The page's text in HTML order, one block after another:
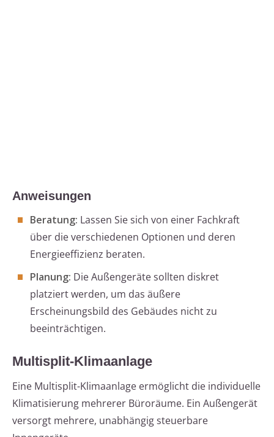
Anweisungen
Beratung: Lassen Sie sich von einer Fachkraft
über die verschiedenen Optionen und deren
Energieeffizienz beraten.
Planung: Die Außengeräte sollten diskret
platziert werden, um das äußere
Erscheinungsbild des Gebäudes nicht zu
beeinträchtigen.
Multisplit-Klimaanlage
Eine Multisplit-Klimaanlage ermöglicht die individuelle
Klimatisierung mehrerer Büroräume. Ein Außengerät
versorgt mehrere, unabhängig steuerbare